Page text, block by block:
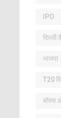
IPO
दिल्ली
भाजपा
T20
बॉक्स